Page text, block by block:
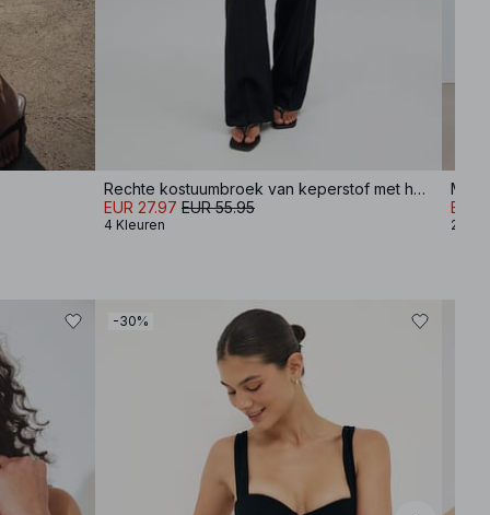
Rechte kostuumbroek van keperstof met halfhoge taille
EUR 27.97 EUR 55.95
4 Kleuren
EUR
2
-30%